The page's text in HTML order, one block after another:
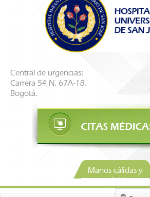
Central de urgencias:
Carrera 54 N. 67A-18.
Bogotá.
Manos cálidas y
confiables